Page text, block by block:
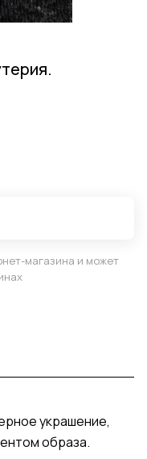
магазина и может
украшение,
образа.